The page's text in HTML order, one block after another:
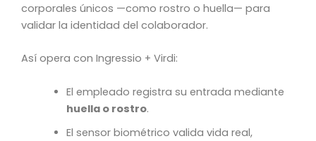
corporales únicos —como rostro o huella— para
validar la identidad del colaborador.
Así opera con Ingressio + Virdi:
El empleado registra su entrada mediante
huella o rostro.
El sensor biométrico valida vida real,